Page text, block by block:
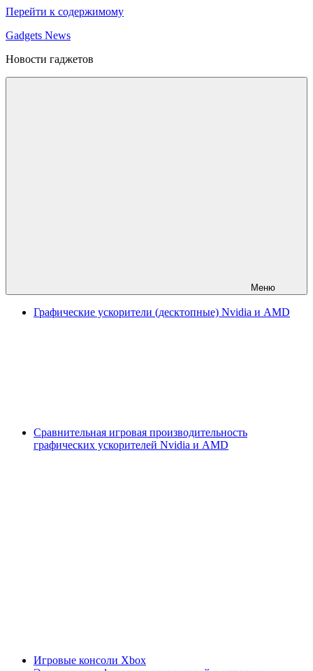
Перейти к содержимому
Gadgets News
Новости гаджетов
Меню
Графические ускорители (десктопные) Nvidia и AMD
Сравнительная игровая производительность
графических ускорителей Nvidia и AMD
Игровые консоли Xbox